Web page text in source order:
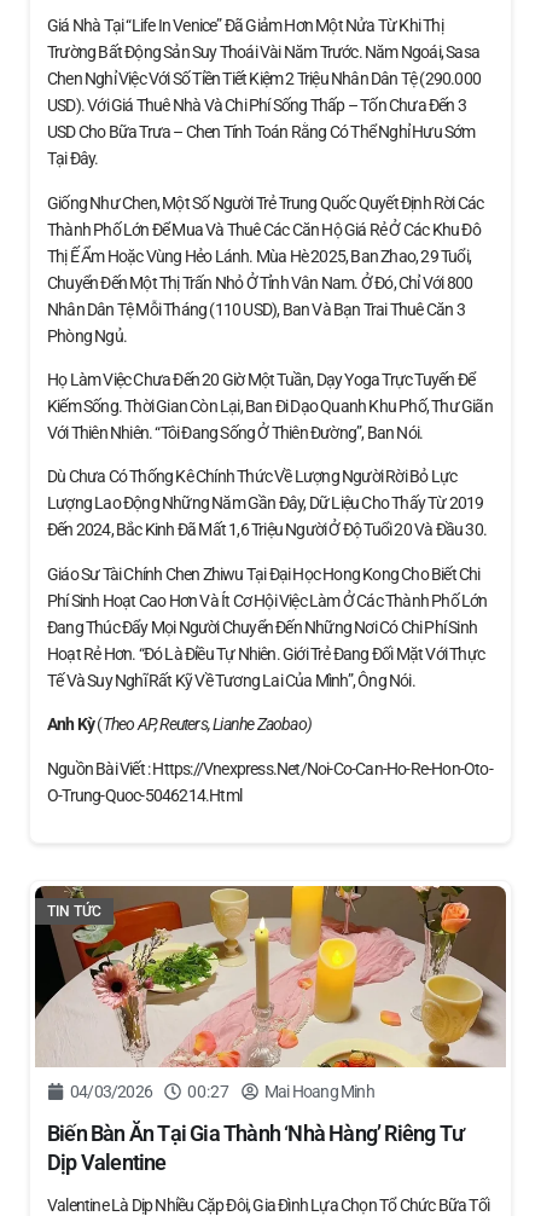
Giá Nhà Tại “Life In Venice” Đã Giảm Hơn Một Nửa Từ Khi Thị
Trường Bất Động Sản Suy Thoái Vài Năm Trước. Năm Ngoái, Sasa
Chen Nghỉ Việc Với Số Tiền Tiết Kiệm 2 Triệu Nhân Dân Tệ (290.000
USD). Với Giá Thuê Nhà Và Chi Phí Sống Thấp – Tốn Chưa Đến 3
USD Cho Bữa Trưa – Chen Tính Toán Rằng Có Thể Nghỉ Hưu Sớm
Tại Đây.
Giống Như Chen, Một Số Người Trẻ Trung Quốc Quyết Định Rời Các
Thành Phố Lớn Để Mua Và Thuê Các Căn Hộ Giá Rẻ Ở Các Khu Đô
Thị Ế Ẩm Hoặc Vùng Hẻo Lánh. Mùa Hè 2025, Ban Zhao, 29 Tuổi,
Chuyển Đến Một Thị Trấn Nhỏ Ở Tỉnh Vân Nam. Ở Đó, Chỉ Với 800
Nhân Dân Tệ Mỗi Tháng (110 USD), Ban Và Bạn Trai Thuê Căn 3
Phòng Ngủ.
Họ Làm Việc Chưa Đến 20 Giờ Một Tuần, Dạy Yoga Trực Tuyến Để
Kiếm Sống. Thời Gian Còn Lại, Ban Đi Dạo Quanh Khu Phố, Thư Giãn
Với Thiên Nhiên. “Tôi Đang Sống Ở Thiên Đường”, Ban Nói.
Dù Chưa Có Thống Kê Chính Thức Về Lượng Người Rời Bỏ Lực
Lượng Lao Động Những Năm Gần Đây, Dữ Liệu Cho Thấy Từ 2019
Đến 2024, Bắc Kinh Đã Mất 1,6 Triệu Người Ở Độ Tuổi 20 Và Đầu 30.
Giáo Sư Tài Chính Chen Zhiwu Tại Đại Học Hong Kong Cho Biết Chi
Phí Sinh Hoạt Cao Hơn Và Ít Cơ Hội Việc Làm Ở Các Thành Phố Lớn
Đang Thúc Đẩy Mọi Người Chuyển Đến Những Nơi Có Chi Phí Sinh
Hoạt Rẻ Hơn. “Đó Là Điều Tự Nhiên. Giới Trẻ Đang Đối Mặt Với Thực
Tế Và Suy Nghĩ Rất Kỹ Về Tương Lai Của Mình”, Ông Nói.
Anh Kỳ(Theo AP, Reuters, Lianhe Zaobao)
Nguồn Bài Viết : Https://vnexpress.net/noi-Co-Can-Ho-Re-Hon-Oto-
O-Trung-Quoc-5046214.html
TIN TỨC
04/03/2026 00:27 Mai Hoang Minh
Biến Bàn Ăn Tại Gia Thành ‘nhà Hàng’ Riêng Tư
Dịp Valentine
Valentine Là Dịp Nhiều Cặp Đôi, Gia Đình Lựa Chọn Tổ Chức Bữa Tối